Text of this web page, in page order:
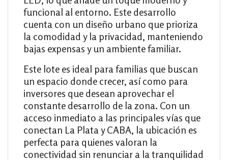
funcional al entorno. Este desarrollo
cuenta con un diseño urbano que prioriza
la comodidad y la privacidad, manteniendo
bajas expensas y un ambiente familiar.
Este lote es ideal para familias que buscan
un espacio donde crecer, así como para
inversores que desean aprovechar el
constante desarrollo de la zona. Con un
acceso inmediato a las principales vías que
conectan La Plata y CABA, la ubicación es
perfecta para quienes valoran la
conectividad sin renunciar a la tranquilidad